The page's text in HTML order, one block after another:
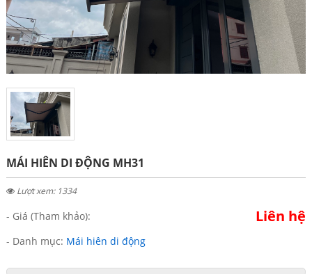
MÁI HIÊN DI ĐỘNG MH31
Lượt xem: 1334
- Giá (Tham khảo): Liên hệ
- Danh mục: Mái hiên di động